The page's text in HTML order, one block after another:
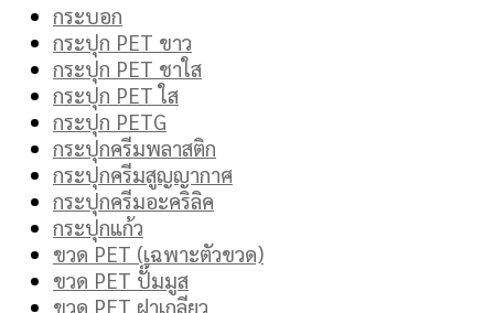
กระบอก
กระปุก PET ขาว
กระปุก PET ชาใส
กระปุก PET ใส
กระปุก PETG
กระปุกครีมพลาสติก
กระปุกครีมสูญญากาศ
กระปุกครีมอะคริลิค
กระปุกแก้ว
ขวด PET (เฉพาะตัวขวด)
ขวด PET ปั๊มมูส
ขวด PET ฝาเกลียว